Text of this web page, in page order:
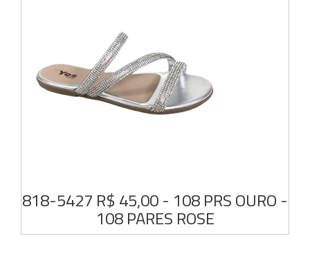
818-5427 R$ 45,00 - 108 PRS OURO -
108 PARES ROSE